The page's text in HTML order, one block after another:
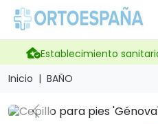
Establecimiento
Inicio
BAÑO
Previous